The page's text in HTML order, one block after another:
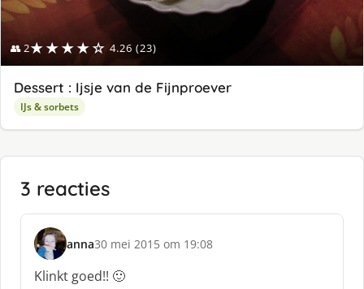
👥 2★★★★☆ 4.26 (23)
Dessert : Ijsje van de Fijnproever
IJs & sorbets
3 reacties
anna
s
c
h
30 mei 2015 om 19:08
Klinkt goed!! 🙂